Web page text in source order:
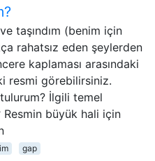
taşındım (benim için
rahatsız eden şeylerden
kaplaması arasındaki
resmi görebilirsiniz.
İlgili temel
Resmin büyük hali için
gap